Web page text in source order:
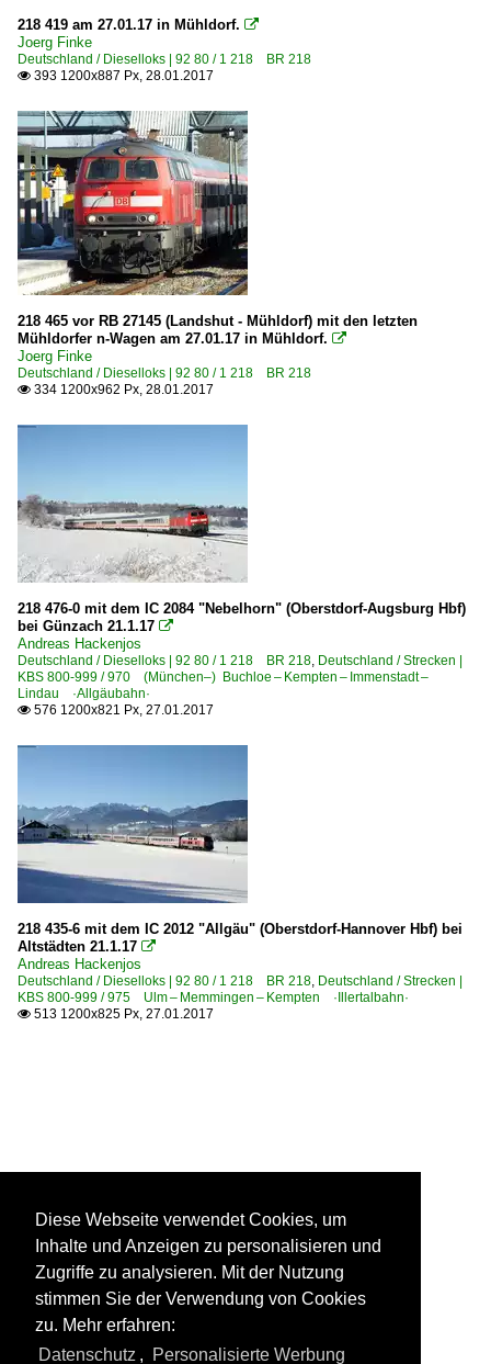
218 419 am 27.01.17 in Mühldorf. 
Joerg Finke
Deutschland / Dieselloks | 92 80 / 1 218 BR 218
 393 1200x887 Px, 28.01.2017
218 465 vor RB 27145 (Landshut - Mühldorf) mit den letzten
Mühldorfer n-Wagen am 27.01.17 in Mühldorf. 
Joerg Finke
Deutschland / Dieselloks | 92 80 / 1 218 BR 218
 334 1200x962 Px, 28.01.2017
218 476-0 mit dem IC 2084 "Nebelhorn" (Oberstdorf-Augsburg Hbf)
bei Günzach 21.1.17 
Andreas Hackenjos
Deutschland / Dieselloks | 92 80 / 1 218 BR 218, Deutschland / Strecken |
KBS 800-999 / 970 (München–) Buchloe – Kempten – Immenstadt –
Lindau ·Allgäubahn·
 576 1200x821 Px, 27.01.2017
218 435-6 mit dem IC 2012 "Allgäu" (Oberstdorf-Hannover Hbf) bei
Altstädten 21.1.17 
Andreas Hackenjos
Deutschland / Dieselloks | 92 80 / 1 218 BR 218, Deutschland / Strecken |
KBS 800-999 / 975 Ulm – Memmingen – Kempten ·Illertalbahn·
 513 1200x825 Px, 27.01.2017
Diese Webseite verwendet Cookies, um
Inhalte und Anzeigen zu personalisieren und
Zugriffe zu analysieren. Mit der Nutzung
stimmen Sie der Verwendung von Cookies
zu. Mehr erfahren:
Datenschutz , Personalisierte Werbung